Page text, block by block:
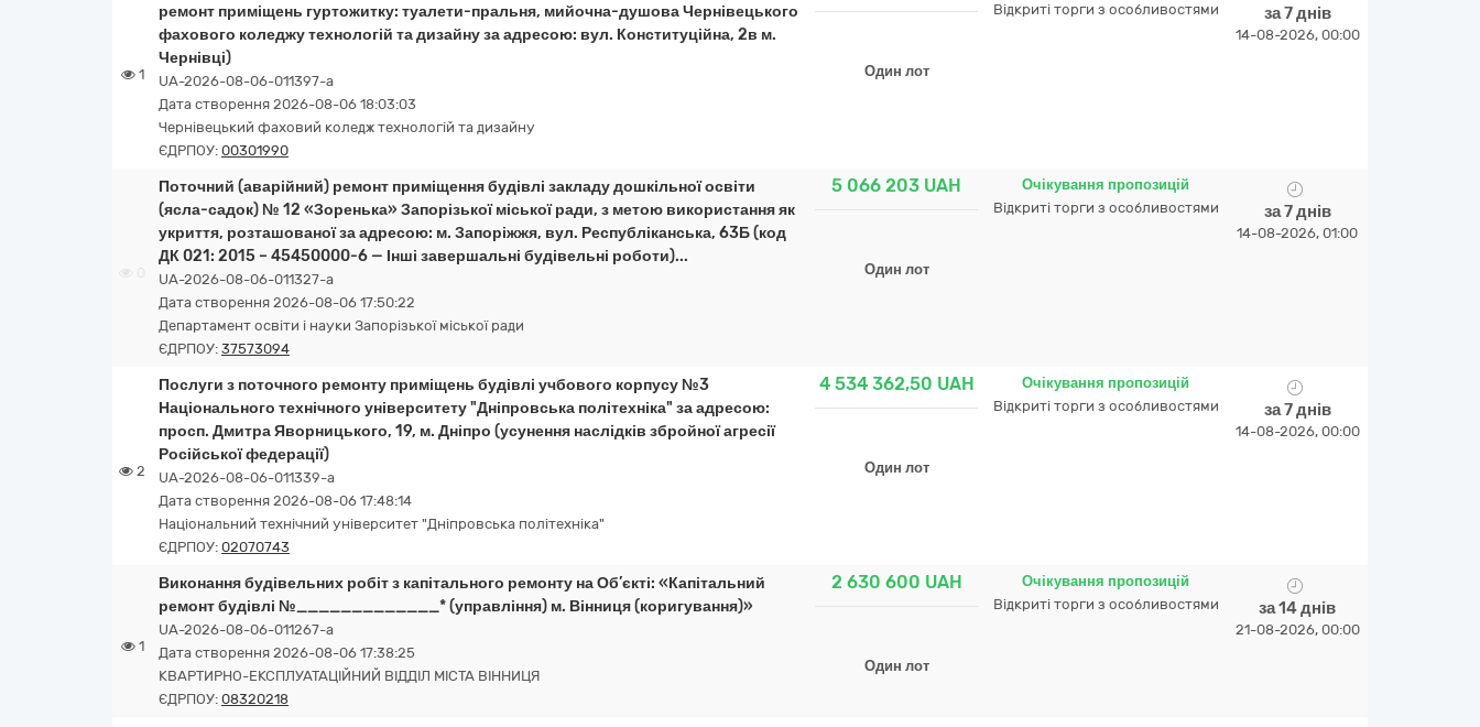
1
ремонт приміщень гуртожитку: туалети-пральня, мийочна-душова Чернівецького
фахового коледжу технологій та дизайну за адресою: вул. Конституційна, 2в м.
Чернівці)
UA-2026-08-06-011397-a
Дата створення 2026-08-06 18:03:03
Чернівецький фаховий коледж технологій та дизайну
ЄДРПОУ: 00301990
Один лот
Відкриті торги з особливостями
за 7 днів
14-08-2026, 00:00
Поточний (аварійний) ремонт приміщення будівлі закладу дошкільної освіти
(ясла-садок) № 12 «Зоренька» Запорізької міської ради, з метою використання як
укриття, розташованої за адресою: м. Запоріжжя, вул. Республіканська, 63Б (код
ДК 021: 2015 – 45450000-6 — Інші завершальні будівельні роботи)...
UA-2026-08-06-011327-a
Дата створення 2026-08-06 17:50:22
Департамент освіти і науки Запорізької міської ради
ЄДРПОУ: 37573094
5 066 203 UAH
Один лот
Очікування пропозицій
Відкриті торги з особливостями
за 7 днів
14-08-2026, 01:00
2
Послуги з поточного ремонту приміщень будівлі учбового корпусу №3
Національного технічного університету "Дніпровська політехніка" за адресою:
просп. Дмитра Яворницького, 19, м. Дніпро (усунення наслідків збройної агресії
Російської федерації)
UA-2026-08-06-011339-a
Дата створення 2026-08-06 17:48:14
Національний технічний університет "Дніпровська політехніка"
ЄДРПОУ: 02070743
4 534 362,50 UAH
Один лот
Очікування пропозицій
Відкриті торги з особливостями
за 7 днів
14-08-2026, 00:00
1
Виконання будівельних робіт з капітального ремонту на Об’єкті: «Капітальний
ремонт будівлі №_____________* (управління) м. Вінниця (коригування)»
UA-2026-08-06-011267-a
Дата створення 2026-08-06 17:38:25
КВАРТИРНО-ЕКСПЛУАТАЦІЙНИЙ ВІДДІЛ МІСТА ВІННИЦЯ
ЄДРПОУ: 08320218
2 630 600 UAH
Один лот
Очікування пропозицій
Відкриті торги з особливостями
за 14 днів
21-08-2026, 00:00